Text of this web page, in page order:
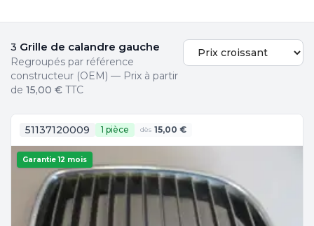
3 Grille de calandre gauche
Regroupés par référence
constructeur (OEM) — Prix à partir
de 15,00 € TTC
51137120009 1 pièce dès 15,00 €
Garantie 12 mois